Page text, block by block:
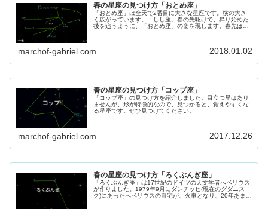
春の星座の見つけ方「おとめ座」
「おとめ座」は全天で2番目に大きな星座です。横の大き
く広がっています。「しし座」春の先駆けで、昇り始めた
後を追うように、「おとめ座」の姿を現します。春先は南
marchof-gabriel.com 2018.01.02
春の星座の見つけ方「コップ座」
「コップ座」の見つけ方を紹介しました。目立つ星はあり
ませんが、形が特徴的なので、見つかると、覚えやすくな
る星座です。ぜひ見つけてください。
marchof-gabriel.com 2017.12.26
春の星座の見つけ方「ろくぶんぎ座」
「ろくぶんぎ座」は17世紀のドイツの天文学者へベリウス
が作りました。1979年9月にダンチッヒ(現在のグダニス
ク)にあったへベリウスの自宅が、火事となり、20年あまり